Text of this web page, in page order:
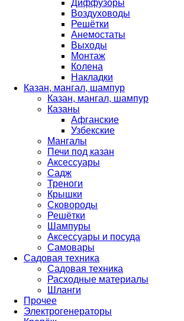
Диффузоры
Воздуховоды
Решётки
Анемостаты
Выходы
Монтаж
Колена
Накладки
Казан, мангал, шампур
Казан, мангал, шампур
Казаны
Афганские
Узбекские
Мангалы
Печи под казан
Аксессуары
Садж
Треноги
Крышки
Сковороды
Решётки
Шампуры
Аксессуары и посуда
Самовары
Садовая техника
Садовая техника
Расходные материалы
Шланги
Прочее
Электрогенераторы